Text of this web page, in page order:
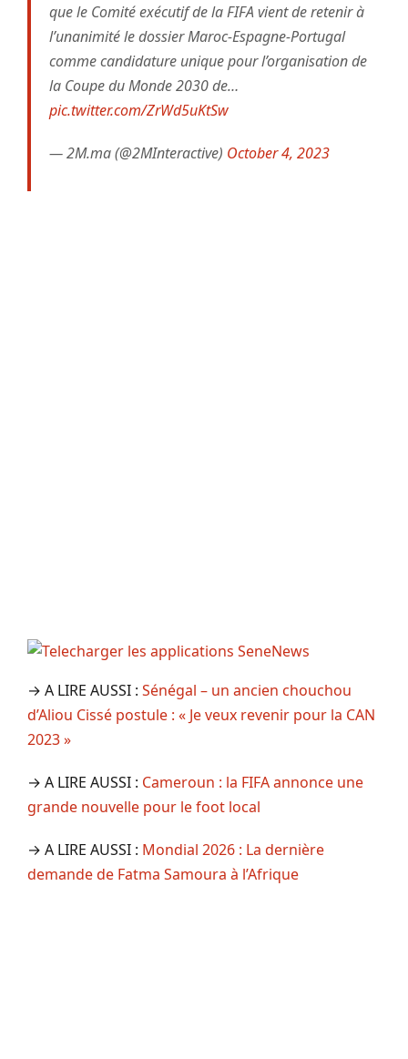
que le Comité exécutif de la FIFA vient de retenir à
l’unanimité le dossier Maroc-Espagne-Portugal
comme candidature unique pour l’organisation de
la Coupe du Monde 2030 de…
pic.twitter.com/ZrWd5uKtSw
— 2M.ma (@2MInteractive) October 4, 2023
→ A LIRE AUSSI : Sénégal – un ancien chouchou
d’Aliou Cissé postule : « Je veux revenir pour la CAN
2023 »
→ A LIRE AUSSI : Cameroun : la FIFA annonce une
grande nouvelle pour le foot local
→ A LIRE AUSSI : Mondial 2026 : La dernière
demande de Fatma Samoura à l’Afrique